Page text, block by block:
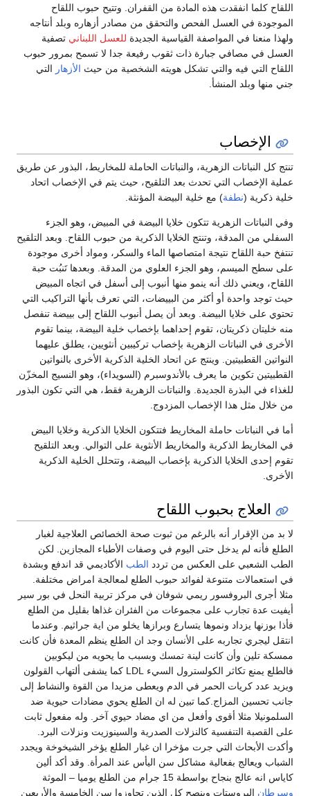
انفقدت هذه المادة من القفران. وتتيح حبوب اللقاح
في العسل الفحص والتحقق من مصادر أزهاره وبلد أنتاجه
في المواصفة القياسية الجديدةللعسل اللبنانيتصفية
مصافي جبارة ذات ثقوب رفيعة جدا لا تسمح بمرور حبوب
التي فيه والتي تشكل هويته الشخصية من حيثالأزهارالتي
وبلد المنشأ.
الزهرية، والنباتات الحاملة للمخاريط، البذور عن طريق
التي تحدث بعد التلقيح، حيث يتم في الإخصاب اتحاد
(نطفة) مع خلية البيضة المؤنثة.
الزهرية تتكون خلايا البيضة في المبيض، وهو الجزء
المدقة، وتنتج الخلايا الذكرية من حبوب اللقاح. وبعد التلقيح
اللقاح نتيجة امتصاصها الماء والسكر، ومواد أخرى موجودة
الميسم، وهو الجزء العلوي من المدقة. وبعدها تَنبُت حبة
ويعني ذلك أنه ينمو منها أنبوب إلى أسفل في اتجاه المبيض
واحدة أو أكثر من البييضات، التي تعرف بأنها التراكيب التي
خلايا البيضة. وبعد أن يصل أنبوب اللقاح إلى بييضة تنفصل
ذكريتان، تقوم إحداهما بإخصاب خلية البيضة، بينما تقوم
النباتات الزهرية بإخصاب تركيبين أنثويين، يطلق عليهما
القطبيتين. وينتج عن اتحاد الخلية الذكرية الأخرى بالنواتين
تكوين ما يعرف بالأندوسبرم (السويداء)، وهو النسيج المخزّن
البذرة الجديدة. والنباتات الزهرية فقط، هي التي تكون البذور
مثل هذا الإخصاب المزدوج.
حاملة المخاريط فتتكون الخلايا الذكرية وخلايا البيض
الذكرية والمخاريط الأنثوية على التوالي. وبعد التلقيح
الخلايا الذكرية بإخصاب البيضة، وتتحلل الخلية الذكرية
بحبوب اللقاح
الإقرار أنه بالرغم من ثبوت صحة الخصائص العلاجية لغبار
لم يدخل حتى اليوم في وصفات الأطباء المجازين. لكن
على العكس من ترددالطب الأكاديمي قد اندفع وبشدة
متنوعة لفوائد حبوب الطلع لمعالجة امراض مختلفة.
البروفسور ريمي شوفان في مركز تربية النحل في بور سير
تجارب على مجموعات من الفئران غذاها بقليل من الطلع
يزداد ونموها يتسارع وبرازها يخلو من اية جراثيم. وعندما
تجاربه على الأنسان وجد ان الطلع ينظم المعدة فأن كانت
وأن كانت لينة تمسك وبسبب ما يحويه من ليكوبين
فالطلع يمنع تكاثر الكولسترول السيء LDL كما يشفى ألتهاب القولون
كريات الحمر في الدم ويعطى مزيدا من القوة والنشاط إلى
المزاج.كما تبين له ان الطلع يحوي مضادات حيوية ضد
مثلا أقوى وأفعل من اي مضاد حيوي آخر. وله مفعول ثابت
التنفسية كالنزلات الصدرية والسينوزيت ونزلات البرد.
التي جرت مؤخرا ان غبار الطلع يؤخر الشيخوخة ويجدد
بفعالية مشاكل سن اليأس عند المرأة. وقد أكد ألين
بواسطة 15 جرام من الطلع يوميا – الموثة
البروستات وينصح كل الذين تجاوزوا سن الخامسة والأربعين